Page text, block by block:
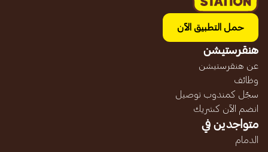
حمل التطبيق الآن
هنقرستيشن
عن هنقرستيشن
وظائف
سجّل كمندوب توصيل
انضم الآن كشريك
متواجدين في
الدمام